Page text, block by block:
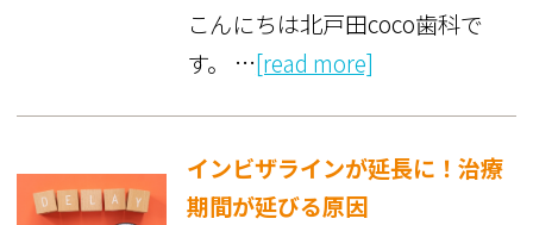
こんにちは北戸田coco歯科で
す。 …[read more]
インビザラインが延長に！治療
期間が延びる原因